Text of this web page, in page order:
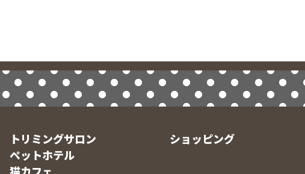
トリミングサロン
ペットホテル
ショッピング